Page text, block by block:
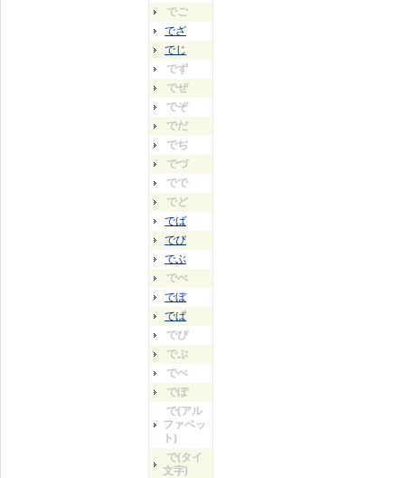
でご
でざ
でじ
でず
でぜ
でぞ
でだ
でぢ
でづ
でで
でど
でば
でび
でぶ
でべ
でぼ
でぱ
でぴ
でぷ
でぺ
でぽ
で(アル
ファベッ
ト)
で(タイ
文字)